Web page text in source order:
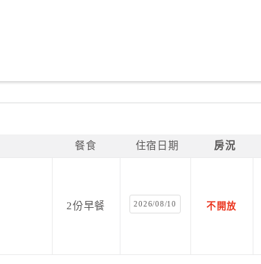
餐食 住宿日期 房況
2份早餐 2026/08/10 不開放